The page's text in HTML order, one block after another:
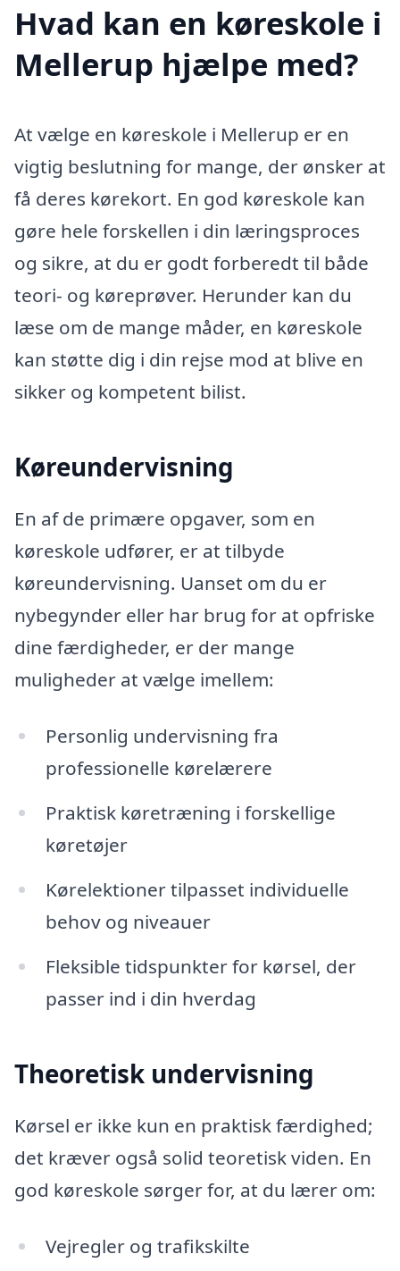
Hvad kan en køreskole i
Mellerup hjælpe med?
At vælge en køreskole i Mellerup er en
vigtig beslutning for mange, der ønsker at
få deres kørekort. En god køreskole kan
gøre hele forskellen i din læringsproces
og sikre, at du er godt forberedt til både
teori- og køreprøver. Herunder kan du
læse om de mange måder, en køreskole
kan støtte dig i din rejse mod at blive en
sikker og kompetent bilist.
Køreundervisning
En af de primære opgaver, som en
køreskole udfører, er at tilbyde
køreundervisning. Uanset om du er
nybegynder eller har brug for at opfriske
dine færdigheder, er der mange
muligheder at vælge imellem:
Personlig undervisning fra
professionelle kørelærere
Praktisk køretræning i forskellige
køretøjer
Kørelektioner tilpasset individuelle
behov og niveauer
Fleksible tidspunkter for kørsel, der
passer ind i din hverdag
Theoretisk undervisning
Kørsel er ikke kun en praktisk færdighed;
det kræver også solid teoretisk viden. En
god køreskole sørger for, at du lærer om:
Vejregler og trafikskilte